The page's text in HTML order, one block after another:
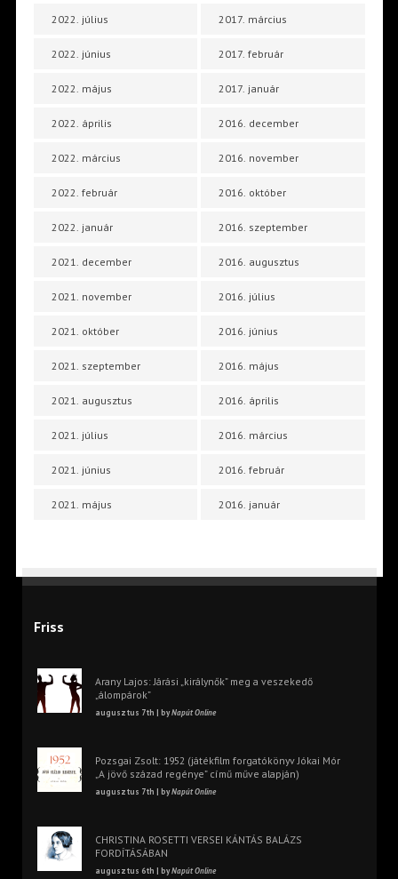
2022. július
2022. június
2022. május
2022. április
2022. március
2022. február
2022. január
2021. december
2021. november
2021. október
2021. szeptember
2021. augusztus
2021. július
2021. június
2021. május
2017. március
2017. február
2017. január
2016. december
2016. november
2016. október
2016. szeptember
2016. augusztus
2016. július
2016. június
2016. május
2016. április
2016. március
2016. február
2016. január
Friss
Arany Lajos: Járási „királynők” meg a veszekedő
„álompárok”
augusztus 7th | byNapút Online
Pozsgai Zsolt: 1952 (játékfilm forgatókönyv Jókai Mór
„A jövő század regénye” című műve alapján)
augusztus 7th | byNapút Online
CHRISTINA ROSETTI VERSEI KÁNTÁS BALÁZS
FORDÍTÁSÁBAN
augusztus 6th | byNapút Online